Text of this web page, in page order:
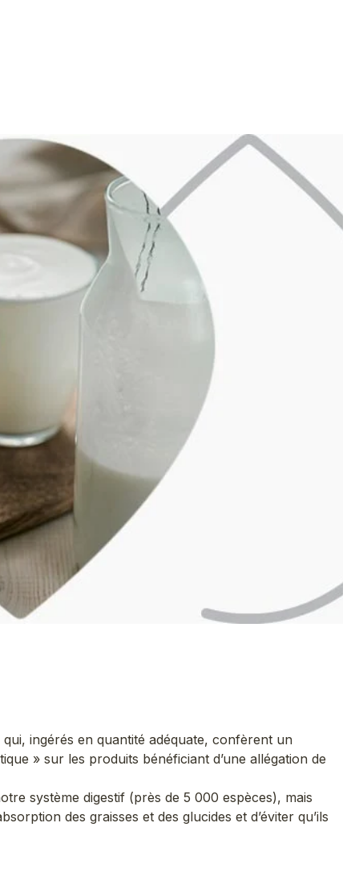
ingérés en quantité adéquate, confèrent un
» sur les produits bénéficiant d’une allégation de
système digestif (près de 5 000 espèces), mais
des graisses et des glucides et d’éviter qu’ils